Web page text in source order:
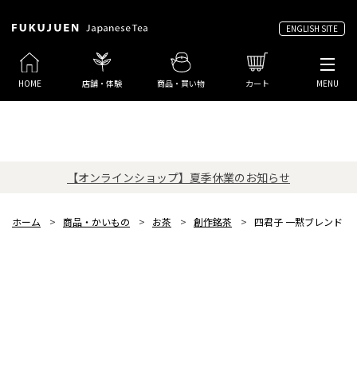
ENGLISH SITE
HOME 店舗・体験 商品・買い物 カート MENU
【オンラインショップ】夏季休業のお知らせ
ホーム > 商品・かいもの > お茶 > 創作銘茶 > 四君子 一黙ブレンド